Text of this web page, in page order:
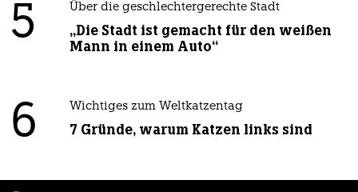
5 Über die geschlechtergerechte Stadt
„Die Stadt ist gemacht für den weißen
Mann in einem Auto“
6 Wichtiges zum Weltkatzentag
7 Gründe, warum Katzen links sind